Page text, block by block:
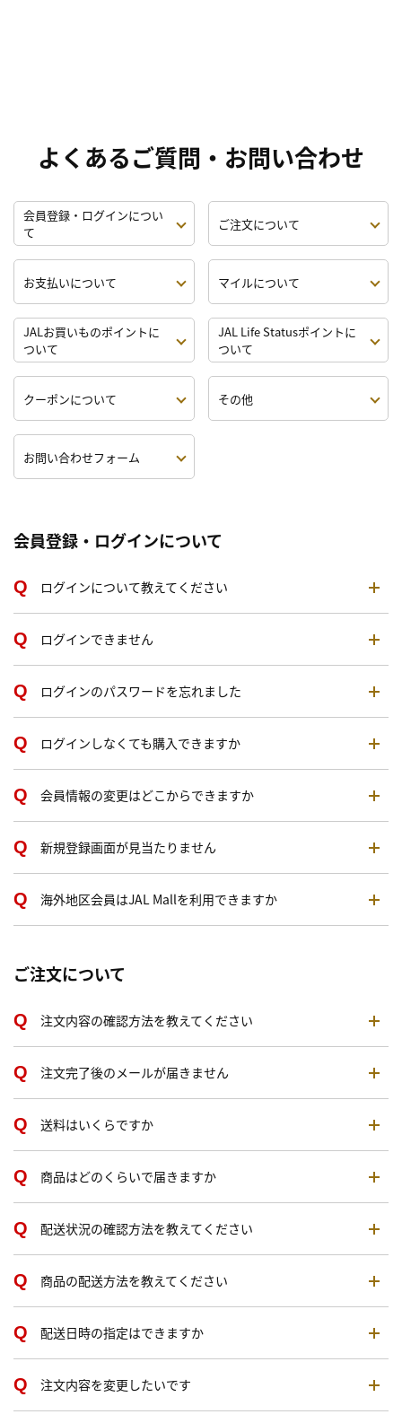
よくあるご質問・お問い合わせ
会員登録・ログインについ
て
ご注文について
お支払いについて マイルについて
JALお買いものポイントに
ついて
JAL Life Statusポイントに
ついて
クーポンについて その他
お問い合わせフォーム
会員登録・ログインについて
ログインについて教えてください
ログインできません
ログインのパスワードを忘れました
ログインしなくても購入できますか
会員情報の変更はどこからできますか
新規登録画面が見当たりません
海外地区会員はJAL Mallを利用できますか
ご注文について
注文内容の確認方法を教えてください
注文完了後のメールが届きません
送料はいくらですか
商品はどのくらいで届きますか
配送状況の確認方法を教えてください
商品の配送方法を教えてください
配送日時の指定はできますか
注文内容を変更したいです